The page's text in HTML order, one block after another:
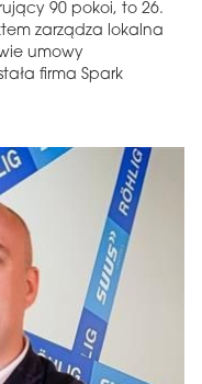
90 pokoi, to 26.
zarządza lokalna
umowy
firma Spark